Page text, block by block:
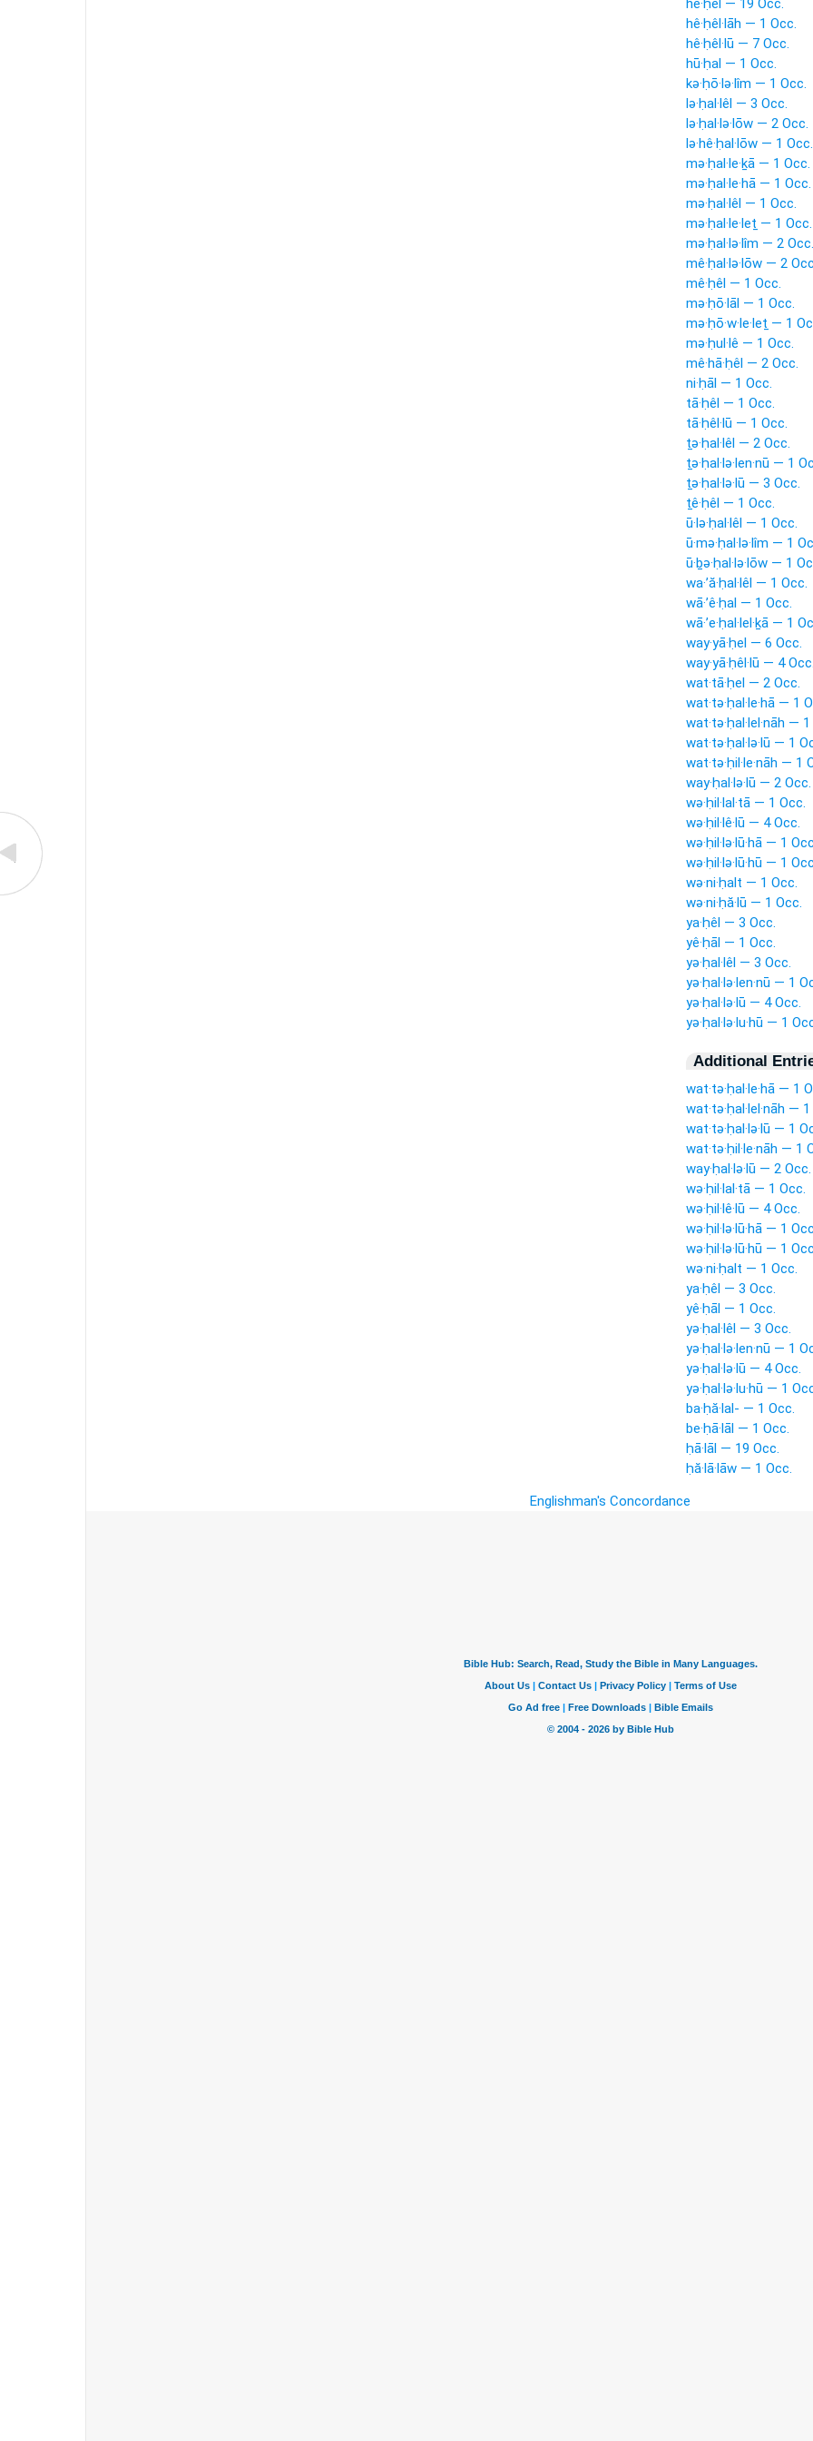
hê·ḥêl — 19 Occ.
hê·ḥêl·lāh — 1 Occ.
hê·ḥêl·lū — 7 Occ.
hū·ḥal — 1 Occ.
kə·ḥō·lə·lîm — 1 Occ.
lə·ḥal·lêl — 3 Occ.
lə·ḥal·lə·lōw — 2 Occ.
lə·hê·ḥal·lōw — 1 Occ.
mə·ḥal·le·ḵā — 1 Occ.
mə·ḥal·le·hā — 1 Occ.
mə·ḥal·lêl — 1 Occ.
mə·ḥal·le·leṯ — 1 Occ.
mə·ḥal·lə·lîm — 2 Occ.
mê·ḥal·lə·lōw — 2
mê·ḥêl — 1 Occ.
mə·ḥō·lāl — 1 Occ.
mə·ḥō·w·le·leṯ — 1
mə·ḥul·lê — 1 Occ.
mê·hā·ḥêl — 2 Occ.
ni·ḥāl — 1 Occ.
tā·ḥêl — 1 Occ.
tā·ḥêl·lū — 1 Occ.
ṯə·ḥal·lêl — 2 Occ.
ṯə·ḥal·lə·len·nū — 1
ṯə·ḥal·lə·lū — 3 Occ.
ṯê·ḥêl — 1 Occ.
ū·lə·ḥal·lêl — 1 Occ.
ū·mə·ḥal·lə·lîm — 1
ū·ḇə·ḥal·lə·lōw — 1
wa·’ă·ḥal·lêl — 1 Occ.
wā·’ê·ḥal — 1 Occ.
wā·’e·ḥal·lel·ḵā — 1
way·yā·ḥel — 6 Occ.
way·yā·ḥêl·lū — 4 Occ.
wat·tā·ḥel — 2 Occ.
wat·tə·ḥal·le·hā — 1
wat·tə·ḥal·lel·nāh —
wat·tə·ḥal·lə·lū — 1
wat·tə·ḥil·le·nāh — 1
way·ḥal·lə·lū — 2 Occ.
wə·ḥil·lal·tā — 1 Occ.
wə·ḥil·lê·lū — 4 Occ.
wə·ḥil·lə·lū·hā — 1
wə·ḥil·lə·lū·hū — 1
wə·ni·ḥalt — 1 Occ.
wə·ni·ḥă·lū — 1 Occ.
ya·ḥêl — 3 Occ.
yê·ḥāl — 1 Occ.
yə·ḥal·lêl — 3 Occ.
yə·ḥal·lə·len·nū — 1
yə·ḥal·lə·lū — 4 Occ.
yə·ḥal·lə·lu·hū — 1
Additional
wat·tə·ḥal·le·hā — 1
wat·tə·ḥal·lel·nāh —
wat·tə·ḥal·lə·lū — 1
wat·tə·ḥil·le·nāh — 1
way·ḥal·lə·lū — 2 Occ.
wə·ḥil·lal·tā — 1 Occ.
wə·ḥil·lê·lū — 4 Occ.
wə·ḥil·lə·lū·hā — 1
wə·ḥil·lə·lū·hū — 1
wə·ni·ḥalt — 1 Occ.
ya·ḥêl — 3 Occ.
yê·ḥāl — 1 Occ.
yə·ḥal·lêl — 3 Occ.
yə·ḥal·lə·len·nū — 1
yə·ḥal·lə·lū — 4 Occ.
yə·ḥal·lə·lu·hū — 1
ba·ḥă·lal- — 1 Occ.
be·ḥā·lāl — 1 Occ.
ḥā·lāl — 19 Occ.
ḥă·lā·lāw — 1 Occ.
Englishman's Concordance